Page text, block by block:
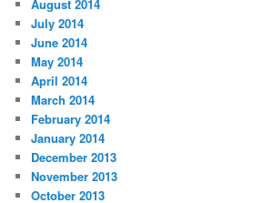
August 2014
July 2014
June 2014
May 2014
April 2014
March 2014
February 2014
January 2014
December 2013
November 2013
October 2013